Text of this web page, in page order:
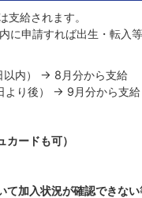
給されます。
に申請すれば出生・転入
以内） → 8月分から支給
より後） → 9月分から支給
ードも可）
加入状況が確認できない